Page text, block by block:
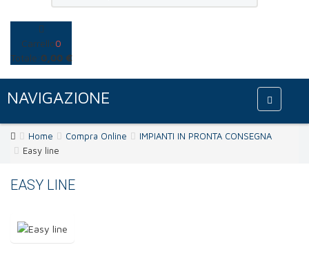
Carrello0
Totale:0,00 €
NAVIGAZIONE
Home Compra Online
IMPIANTI IN PRONTA CONSEGNA
Easy line
EASY LINE